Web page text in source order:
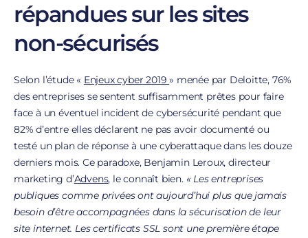
répandues sur les sites
non-sécurisés
Selon l’étude « Enjeux cyber 2019» menée par Deloitte, 76%
des entreprises se sentent suffisamment prêtes pour faire
face à un éventuel incident de cybersécurité pendant que
82% d’entre elles déclarent ne pas avoir documenté ou
testé un plan de réponse à une cyberattaque dans les douze
derniers mois. Ce paradoxe, Benjamin Leroux, directeur
marketing d’Advens, le connaît bien. « Les entreprises
publiques comme privées ont aujourd’hui plus que jamais
besoin d’être accompagnées dans la sécurisation de leur
site internet. Les certificats SSL sont une première étape